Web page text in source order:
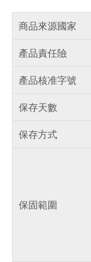
商品來源國家
產品責任險
產品核准字號
保存天數
保存方式
保固範圍